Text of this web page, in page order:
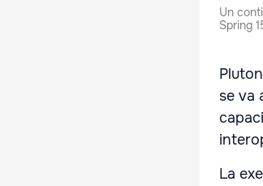
Un
Spring
se va
La